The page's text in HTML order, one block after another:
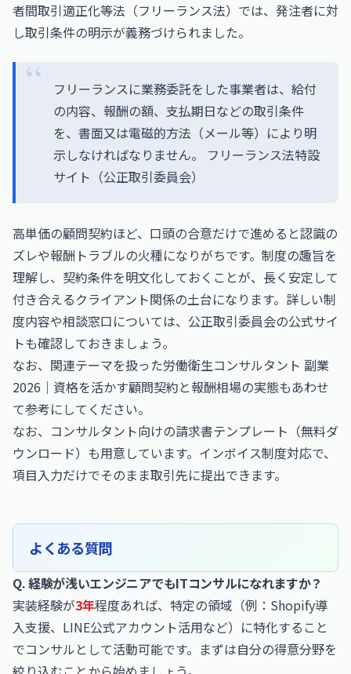
者間取引適正化等法（フリーランス法）では、発注者に対
し取引条件の明示が義務づけられました。
フリーランスに業務委託をした事業者は、給付
の内容、報酬の額、支払期日などの取引条件
を、書面又は電磁的方法（メール等）により明
示しなければなりません。 フリーランス法特設
サイト（公正取引委員会）
高単価の顧問契約ほど、口頭の合意だけで進めると認識の
ズレや報酬トラブルの火種になりがちです。制度の趣旨を
理解し、契約条件を明文化しておくことが、長く安定して
付き合えるクライアント関係の土台になります。詳しい制
度内容や相談窓口については、 公正取引委員会の公式サイ
トも確認しておきましょう。
なお、関連テーマを扱った労働衛生コンサルタント 副業
2026｜資格を活かす顧問契約と報酬相場の実態もあわせ
て参考にしてください。
なお、 コンサルタント向けの請求書テンプレート（無料ダ
ウンロード） も用意しています。インボイス制度対応で、
項目入力だけでそのまま取引先に提出できます。
よくある質問
Q. 経験が浅いエンジニアでもITコンサルになれますか？
実装経験が3年程度あれば、特定の領域（例：Shopify導
入支援、LINE公式アカウント活用など）に特化すること
でコンサルとして活動可能です。まずは自分の得意分野を